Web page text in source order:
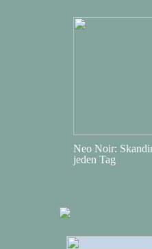
Neo Noir:
jeden Tag